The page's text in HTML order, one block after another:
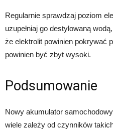
Regularnie sprawdzaj poziom
uzupełniaj go destylowaną
że elektrolit powinien pokrywać
powinien być zbyt wysoki.
Podsumowanie
Nowy akumulator
wiele zależy od czynników